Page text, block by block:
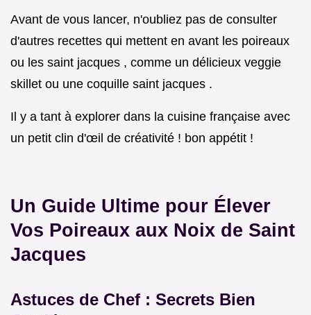
Avant de vous lancer, n'oubliez pas de consulter
d'autres recettes qui mettent en avant les poireaux
ou les saint jacques , comme un délicieux veggie
skillet ou une coquille saint jacques .
Il y a tant à explorer dans la cuisine française avec
un petit clin d'œil de créativité ! bon appétit !
Un Guide Ultime pour Élever
Vos Poireaux aux Noix de Saint
Jacques
Astuces de Chef : Secrets Bien